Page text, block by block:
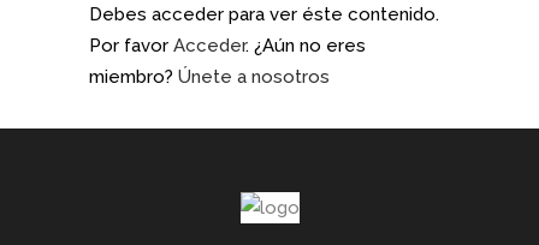
Debes acceder para ver éste contenido.
Por favor Acceder. ¿Aún no eres
miembro? Únete a nosotros